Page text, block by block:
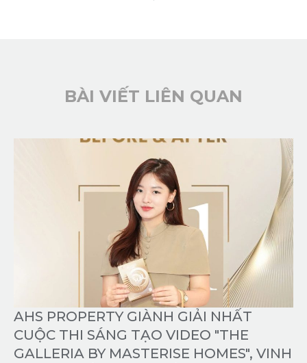
BÀI VIẾT LIÊN QUAN
AHS PROPERTY GIÀNH GIẢI NHẤT
CUỘC THI SÁNG TẠO VIDEO "THE
GALLERIA BY MASTERISE HOMES", VINH